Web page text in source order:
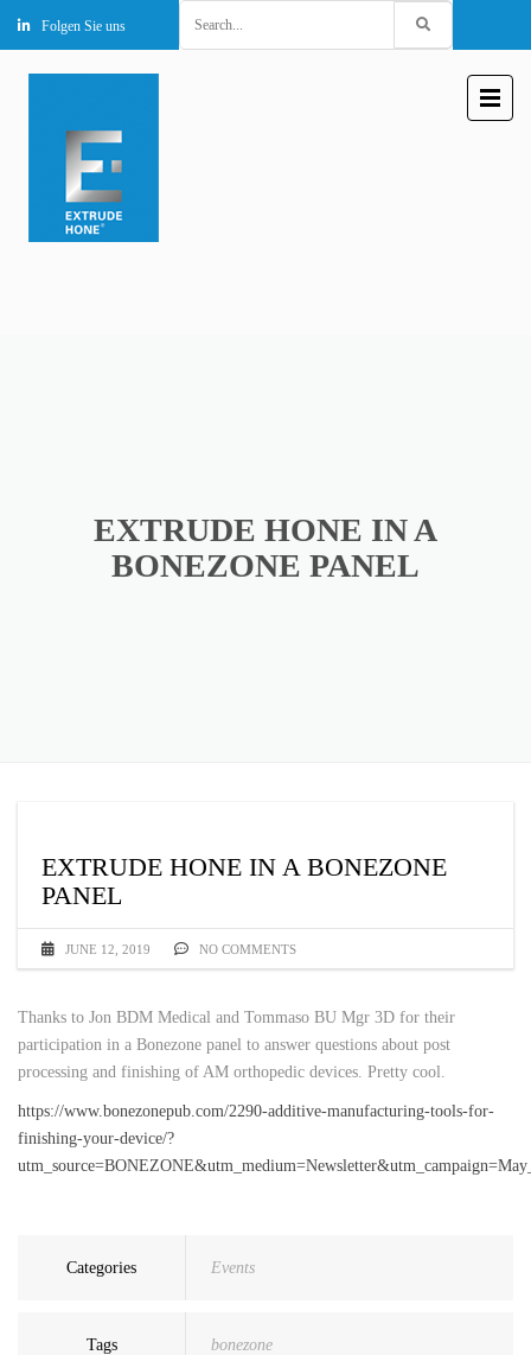
Folgen Sie uns
for:
EXTRUDE HONE IN A
BONEZONE PANEL
EXTRUDE HONE IN A BONEZONE
PANEL
JUNE 12, 2019 NO COMMENTS
Thanks to Jon BDM Medical and Tommaso BU Mgr 3D for their
participation in a Bonezone panel to answer questions about post
processing and finishing of AM orthopedic devices. Pretty cool.
https://www.bonezonepub.com/2290-additive-manufacturing-tools-for-
finishing-your-device/?
Categories Events
Tags bonezone